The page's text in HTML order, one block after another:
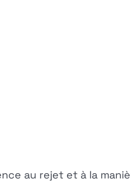
au rejet et à la